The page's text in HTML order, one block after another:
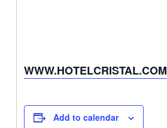
WWW.HOTELCRISTAL.COM
Add to calendar